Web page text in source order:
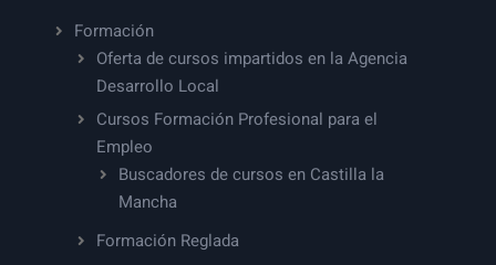
Formación
Oferta de cursos impartidos en la Agencia
Desarrollo Local
Cursos Formación Profesional para el
Empleo
Buscadores de cursos en Castilla la
Mancha
Formación Reglada